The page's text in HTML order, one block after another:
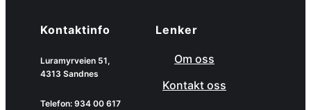
Kontaktinfo
Luramyrveien 51,
4313 Sandnes
Telefon: 934 00 617
Lenker
Om oss
Kontakt oss